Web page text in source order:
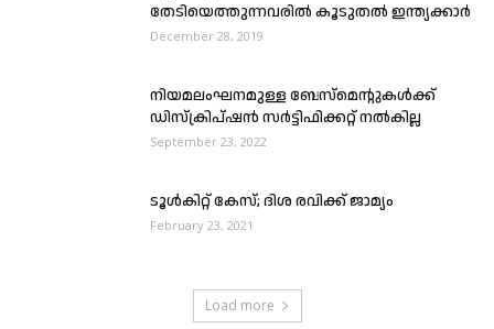
തേടിയെത്തുന്നവരില്‍ കൂടുതൽ ഇന്ത്യക്കാർ
December 28, 2019
നിയമലംഘനമുള്ള ബേസ്‌മെന്റുകൾക്ക്
ഡിസ്ക്രിപ്ഷൻ സർട്ടിഫിക്കറ്റ് നൽകില്ല
September 23, 2022
ടൂൾകിറ്റ് കേസ്; ദിശ രവിക്ക് ജാമ്യം
February 23, 2021
Load more